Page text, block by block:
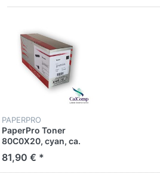
PAPERPRO
PaperPro Toner
80C0X20, cyan, ca.
4.000 Seiten
81,90 € *